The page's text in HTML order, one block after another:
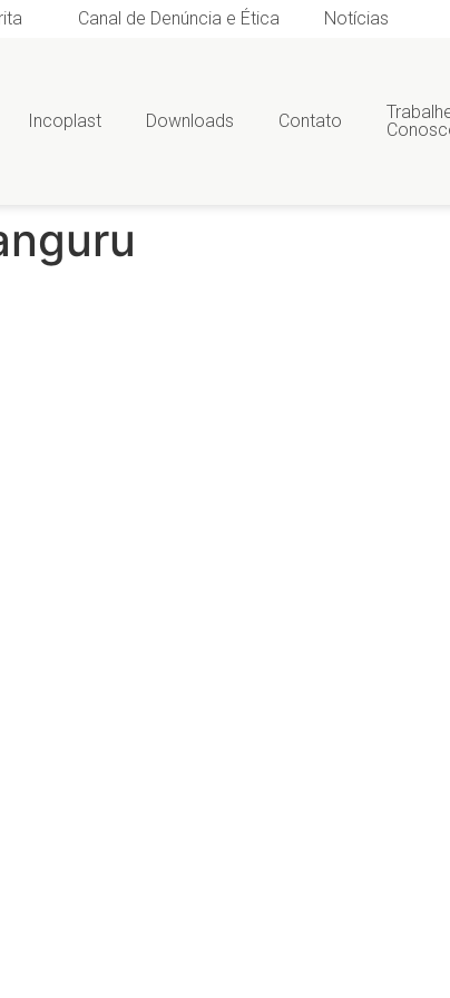
Canal de Denúncia e Ética Notícias
Incoplast Downloads Contato